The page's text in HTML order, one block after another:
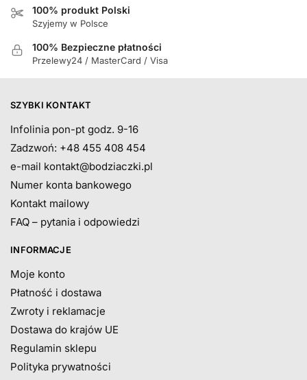
100% produkt Polski
Szyjemy w Polsce
100% Bezpieczne płatności
Przelewy24 / MasterCard / Visa
SZYBKI KONTAKT
Infolinia pon-pt godz. 9-16
Zadzwoń: +48 455 408 454
e-mail kontakt@bodziaczki.pl
Numer konta bankowego
Kontakt mailowy
FAQ – pytania i odpowiedzi
INFORMACJE
Moje konto
Płatność i dostawa
Zwroty i reklamacje
Dostawa do krajów UE
Regulamin sklepu
Polityka prywatności